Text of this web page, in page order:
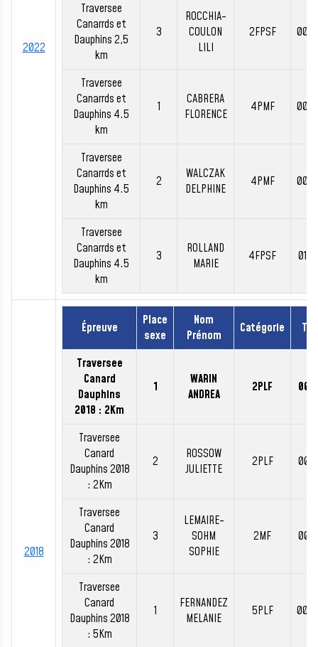
2022
Traversee
Canarrds et
Dauphins 2,5
km
3
ROCCHIA-
COULON
LILI
2FPSF
Traversee
Canarrds et
Dauphins 4.5
km
1
CABRERA
FLORENCE
4PMF
Traversee
Canarrds et
Dauphins 4.5
km
2
WALCZAK
DELPHINE
4PMF
Traversee
Canarrds et
Dauphins 4.5
km
3
ROLLAND
MARIE
4FPSF
2018
Épreuve
Place
sexe
Nom
Prénom
Catégorie
Traversee
Canard
Dauphins
2018 : 2Km
1
WARIN
ANDREA
2PLF
Traversee
Canard
Dauphins 2018
: 2Km
2
ROSSOW
JULIETTE
2PLF
Traversee
Canard
Dauphins 2018
: 2Km
3
LEMAIRE-
SOHM
SOPHIE
2MF
Traversee
Canard
Dauphins 2018
: 5Km
1
FERNANDEZ
MELANIE
5PLF